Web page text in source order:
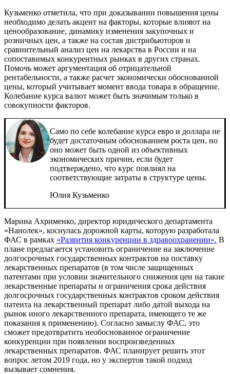
Кузьменко отметила, что при доказывании повышения цены
необходимо делать акцент на факторы, которые влияют на
ценообразование, динамику изменения закупочных и
розничных цен, а также на состав дистрибьюторов и
сравнительный анализ цен на лекарства в России и на
сопоставимых конкурентных рынках в других странах.
Помочь может аргументация об отрицательной
рентабельности, а также расчет экономически обоснованной
цены, который учитывает момент ввода товара в обращение.
Колебание курса валют может быть значимым только в
совокупности факторов.
Само по себе колебание курса евро и доллара не
будет достаточным обоснованием роста цен, но
оно может быть одной из объективных
экономических причин, если будет
подтверждено, что курс повлиял на
соответствующие затраты в структуре цены.
Юлия Кузьменко
Марина Ахрименко, директор юридического департамента
«Нанолек», коснулась дорожной карты, которую разработала
ФАС в рамках «Развития конкуренции в здравоохранении». В
плане предлагается установить ограничение на заключение
долгосрочных государственных контрактов на поставку
лекарственных препаратов (в том числе защищенных
патентами при условии значительного снижения цен на такие
лекарственные препараты и ограничения срока действия
долгосрочных государственных контрактов сроком действия
патента на лекарственный препарат либо датой выхода на
рынок иного лекарственного препарата, имеющего те же
показания к применению). Согласно замыслу ФАС, это
сможет предотвратить необоснованное ограничение
конкуренции при появлении воспроизведенных
лекарственных препаратов. ФАС планирует решить этот
вопрос летом 2019 года, но у экспертов такой подход
вызывает сомнения.